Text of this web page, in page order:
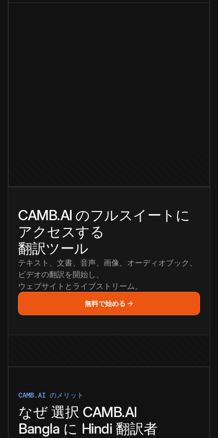
CAMB.AI のフルスイートに
アクセスする
翻訳ツール
テキスト、文書、音声、画像、オーディオブック、
ビデオの翻訳を開始し、
ウェブサイトとライブストリーム。
無料で始める →
CAMB.AI のメリット
なぜ 選択 CAMB.AI
Bangla に Hindi 翻訳者